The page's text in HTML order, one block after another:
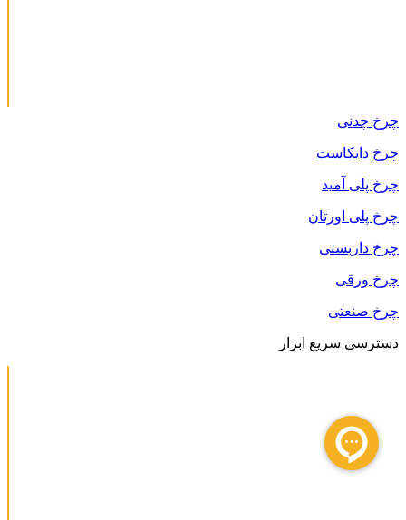
چرخ چدنی
چرخ دایکاست
چرخ پلی آمید
چرخ پلی اورتان
چرخ داربستی
چرخ ورقی
چرخ صنعتی
دسترسی سریع ابزار